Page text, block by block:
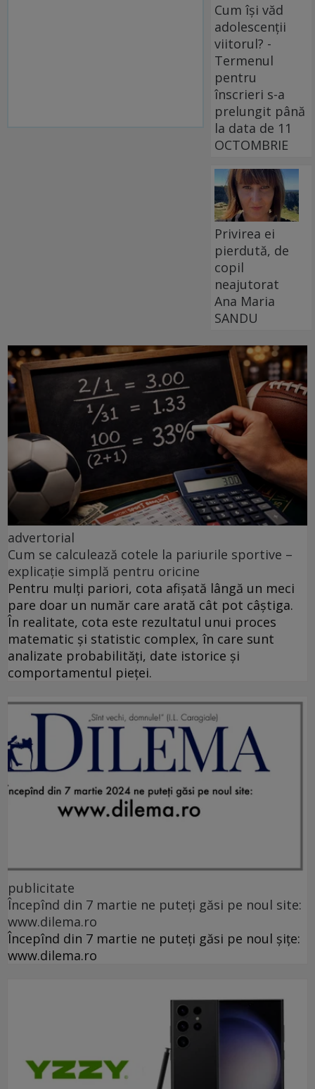
Cum își văd
adolescenții
viitorul? -
Termenul
pentru
înscrieri s-a
prelungit până
la data de 11
OCTOMBRIE
Privirea ei
pierdută, de
copil
neajutorat
Ana Maria
SANDU
advertorial
Cum se calculează cotele la pariurile sportive –
explicație simplă pentru oricine
Pentru mulți pariori, cota afișată lângă un meci
pare doar un număr care arată cât pot câștiga.
În realitate, cota este rezultatul unui proces
matematic și statistic complex, în care sunt
analizate probabilități, date istorice și
comportamentul pieței.
publicitate
Începînd din 7 martie ne puteți găsi pe noul site:
www.dilema.ro
Începînd din 7 martie ne puteți găsi pe noul șițe:
www.dilema.ro